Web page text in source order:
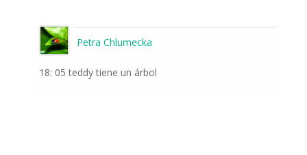
Petra Chlumecka
18: 05 teddy tiene un árbol